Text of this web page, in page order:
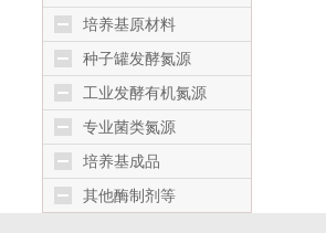
培养基原材料
种子罐发酵氮源
工业发酵有机氮源
专业菌类氮源
培养基成品
其他酶制剂等